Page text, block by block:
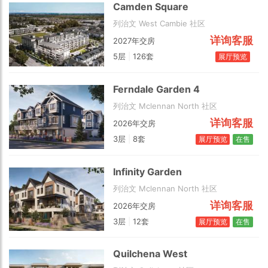
Camden Square
列治文 West Cambie 社区
2027年交房
详询客服
5层 126套 展厅预览
Ferndale Garden 4
列治文 Mclennan North 社区
2026年交房
详询客服
3层 8套 在售
展厅预览
Infinity Garden
列治文 Mclennan North 社区
2026年交房
详询客服
3层 12套 在售
展厅预览
Quilchena West